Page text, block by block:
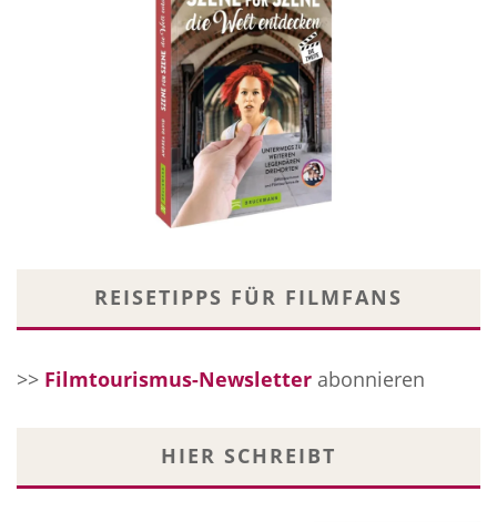
REISETIPPS FÜR FILMFANS
>> Filmtourismus-Newsletter abonnieren
HIER SCHREIBT